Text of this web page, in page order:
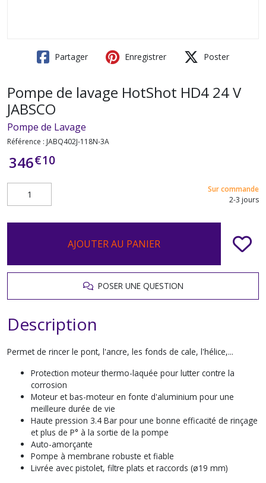
Partager Enregistrer Poster
Pompe de lavage HotShot HD4 24 V
JABSCO
Pompe de Lavage
Référence : JABQ402J-118N-3A
346€10
Sur commande
2-3 jours
AJOUTER AU PANIER
POSER UNE QUESTION
Description
Permet de rincer le pont, l'ancre, les fonds de cale, l'hélice,...
Protection moteur thermo-laquée pour lutter contre la
corrosion
Moteur et bas-moteur en fonte d'aluminium pour une
meilleure durée de vie
Haute pression 3.4 Bar pour une bonne efficacité de rinçage
et plus de P° à la sortie de la pompe
Auto-amorçante
Pompe à membrane robuste et fiable
Livrée avec pistolet, filtre plats et raccords (ø19 mm)